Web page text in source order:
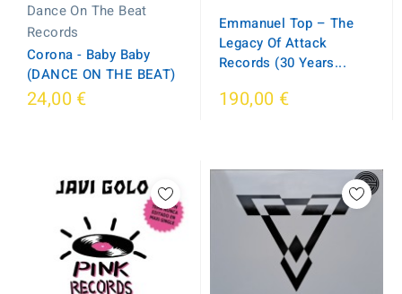
Dance On The Beat
Records
Corona - Baby Baby
(DANCE ON THE BEAT)
24,00 €
Emmanuel Top – The
Legacy Of Attack
Records (30 Years...
190,00 €